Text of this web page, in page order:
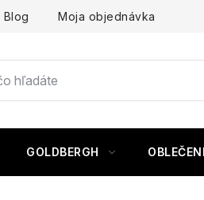
Blog Moja objednávka
GOLDBERGH